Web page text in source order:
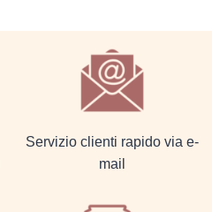
Servizio clienti rapido via e-
mail